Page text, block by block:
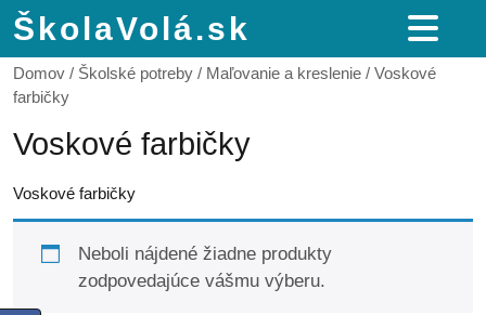
ŠkolaVolá.sk
Domov / Školské potreby / Maľovanie a kreslenie / Voskové
farbičky
Voskové farbičky
Voskové farbičky
Neboli nájdené žiadne produkty
zodpovedajúce vášmu výberu.